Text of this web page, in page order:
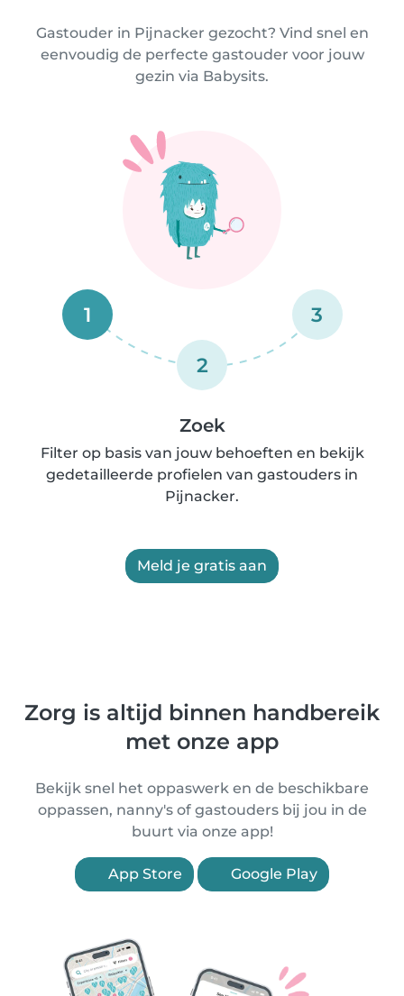
Gastouder in Pijnacker gezocht? Vind snel en
eenvoudig de perfecte gastouder voor jouw
gezin via Babysits.
1
2
3
Zoek
Filter op basis van jouw behoeften en bekijk
gedetailleerde profielen van gastouders in
Pijnacker.
Meld je gratis aan
Zorg is altijd binnen handbereik
met onze app
Bekijk snel het oppaswerk en de beschikbare
oppassen, nanny's of gastouders bij jou in de
buurt via onze app!
App Store Google Play